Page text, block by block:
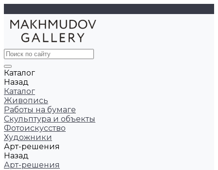
Каталог
Назад
Каталог
Живопись
Работы на бумаге
Скульптура и объекты
Фотоискусство
Художники
Арт-решения
Назад
Арт-решения